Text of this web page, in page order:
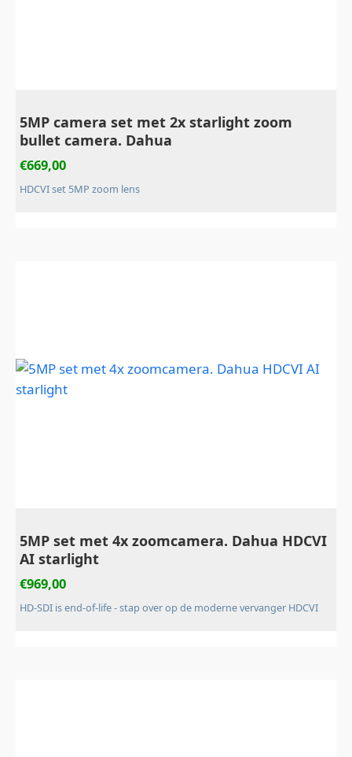
5MP camera set met 2x starlight zoom
bullet camera. Dahua
€669,00
HDCVI set 5MP zoom lens
5MP set met 4x zoomcamera. Dahua HDCVI
AI starlight
€969,00
HD-SDI is end-of-life - stap over op de moderne vervanger HDCVI